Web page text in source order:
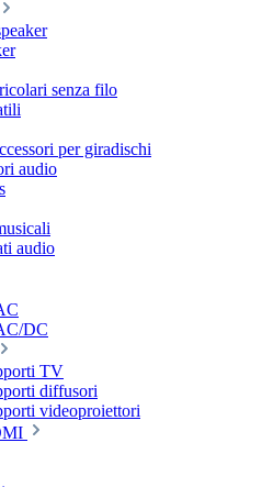
senza filo
per giradischi
audio
audio
DC
TV
diffusori
videoproiettori